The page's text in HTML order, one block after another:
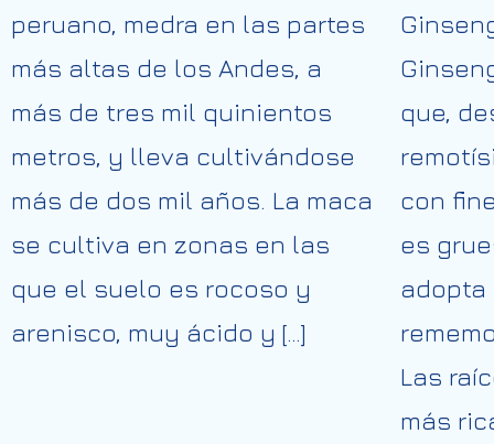
peruano, medra en las partes
más altas de los Andes, a
más de tres mil quinientos
metros, y lleva cultivándose
más de dos mil años. La maca
se cultiva en zonas en las
que el suelo es rocoso y
arenisco, muy ácido y […]
que,
con
es
adopta
Las
más